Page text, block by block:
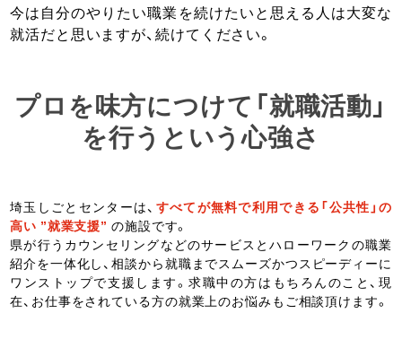
今は自分のやりたい職業を続けたいと思える人は大変な
就活だと思いますが、続けてください。
プロを味方につけて「就職活動」
を行うという心強さ
埼玉しごとセンターは、 すべてが無料で利用できる「公共性」の
高い ”就業支援” の施設です。
県が行うカウンセリングなどのサービスとハローワークの職業
紹介を一体化し、相談から就職までスムーズかつスピーディーに
ワンストップで支援します。求職中の方はもちろんのこと、現
在、お仕事をされている方の就業上のお悩みもご相談頂けます。